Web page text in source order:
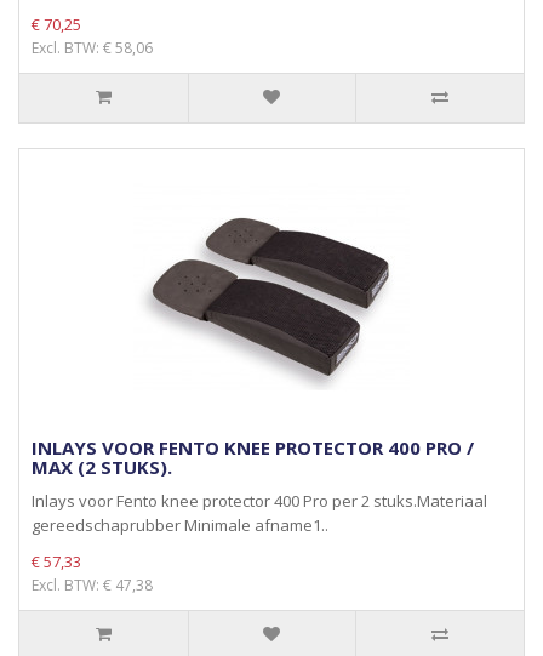
€ 70,25
Excl. BTW: € 58,06
INLAYS VOOR FENTO KNEE PROTECTOR 400 PRO /
MAX (2 STUKS).
Inlays voor Fento knee protector 400 Pro per 2 stuks.Materiaal
gereedschaprubber Minimale afname1..
€ 57,33
Excl. BTW: € 47,38